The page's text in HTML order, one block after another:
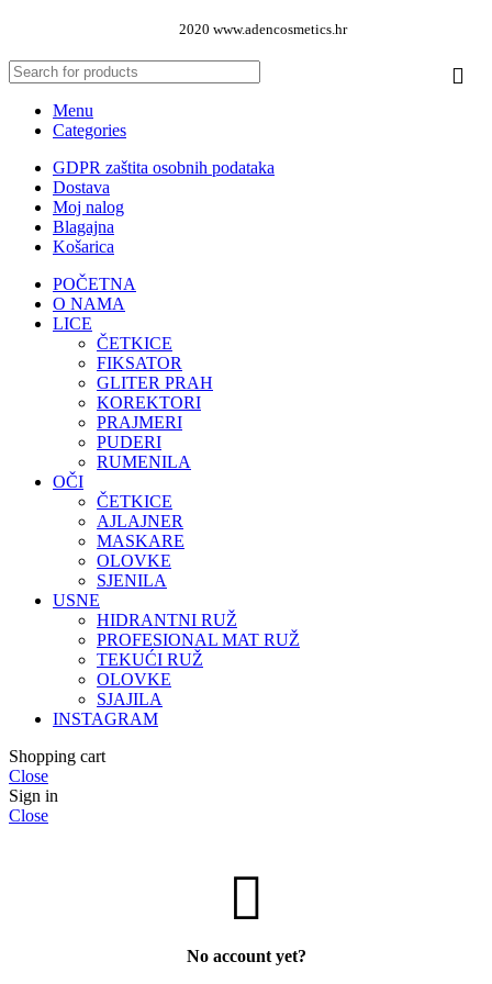
2020 www.adencosmetics.hr
Menu
Categories
GDPR zaštita osobnih podataka
Dostava
Moj nalog
Blagajna
Košarica
POČETNA
O NAMA
LICE
ČETKICE
FIKSATOR
GLITER PRAH
KOREKTORI
PRAJMERI
PUDERI
RUMENILA
OČI
ČETKICE
AJLAJNER
MASKARE
OLOVKE
SJENILA
USNE
HIDRANTNI RUŽ
PROFESIONAL MAT RUŽ
TEKUĆI RUŽ
OLOVKE
SJAJILA
INSTAGRAM
Shopping cart
Close
Sign in
Close
No account yet?